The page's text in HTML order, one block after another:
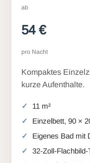
ab
54 €
pro Nacht
Kompaktes
kurze Aufenthalte.
11 m²
Einzelbett, 90 ×
Eigenes Bad mit
32-Zoll-